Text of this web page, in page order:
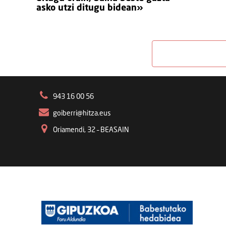
asko utzi ditugu bidean»
943 16 00 56
goiberri@hitza.eus
Oriamendi, 32 – BEASAIN